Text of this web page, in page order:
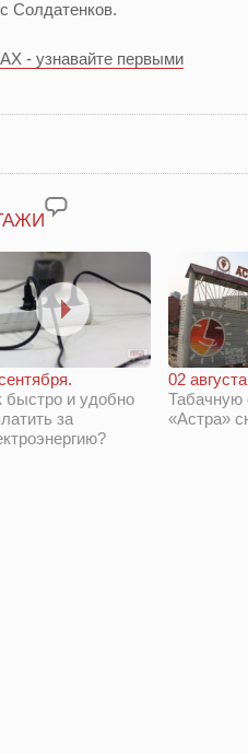
- узнавайте первыми
быстро и удобно
за
02
Табачную
«Астра»